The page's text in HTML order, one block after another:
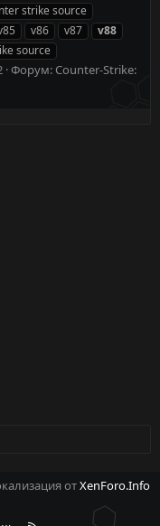
strike source
v86 v87
v88
source
Форум: Counter-Strike:
отXenForo.Info